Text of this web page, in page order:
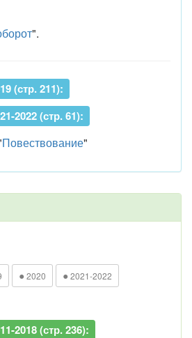
".
(стр. 211):
2022 (стр. 61):
Повествование"
● 2020 ● 2021-2022
2018 (стр. 236):